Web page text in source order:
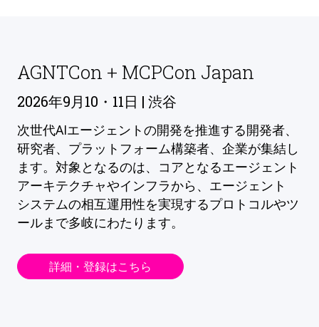
AGNTCon + MCPCon Japan
2026年9月10・11日 | 渋谷
次世代AIエージェントの開発を推進する開発者、
研究者、プラットフォーム構築者、企業が集結し
ます。対象となるのは、コアとなるエージェント
アーキテクチャやインフラから、エージェント
システムの相互運用性を実現するプロトコルやツ
ールまで多岐にわたります。
詳細・登録はこちら